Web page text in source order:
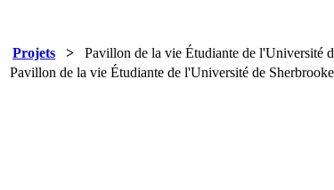
Projets > Pavillon de la vie Étudiante de l'Université
Pavillon de la vie Étudiante de l'Université de